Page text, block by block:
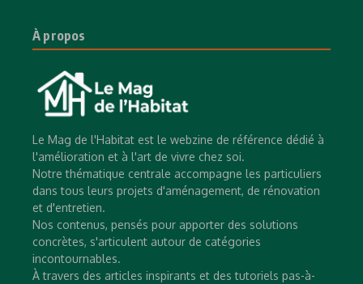
À propos
Le Mag de l'Habitat est le webzine de référence dédié à
l'amélioration et à l'art de vivre chez soi.
Notre thématique centrale accompagne les particuliers
dans tous leurs projets d'aménagement, de rénovation
et d'entretien.
Nos contenus, pensés pour apporter des solutions
concrètes, s'articulent autour de catégories
incontournables.
À travers des articles inspirants et des tutoriels pas-à-